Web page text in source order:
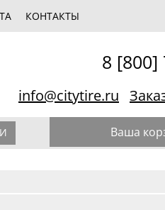
КОНТАКТЫ
8 [800]
info@citytire.ru
Ваша